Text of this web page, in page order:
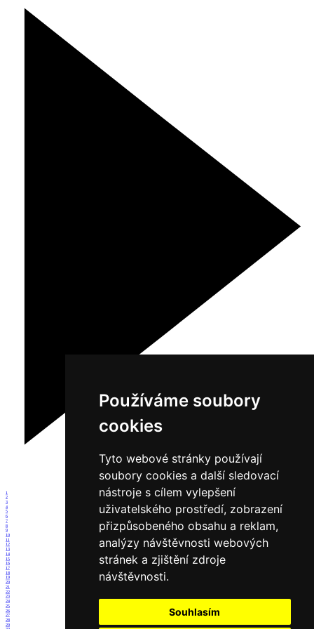
Používáme soubory
cookies
Tyto webové stránky používají
soubory cookies a další sledovací
nástroje s cílem vylepšení
uživatelského prostředí, zobrazení
přizpůsobeného obsahu a reklam,
analýzy návštěvnosti webových
stránek a zjištění zdroje
návštěvnosti.
Souhlasím
1
2
3
4
5
6
7
8
9
10
11
12
13
14
15
16
17
18
19
20
21
22
23
24
25
26
27
28
29